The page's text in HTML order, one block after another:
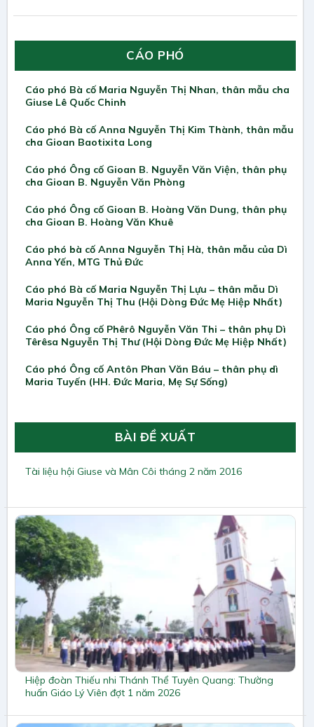
CÁO PHÓ
Cáo phó Bà cố Maria Nguyễn Thị Nhan, thân mẫu cha
Giuse Lê Quốc Chinh
Cáo phó Bà cố Anna Nguyễn Thị Kim Thành, thân mẫu
cha Gioan Baotixita Long
Cáo phó Ông cố Gioan B. Nguyễn Văn Viện, thân phụ
cha Gioan B. Nguyễn Văn Phòng
Cáo phó Ông cố Gioan B. Hoàng Văn Dung, thân phụ
cha Gioan B. Hoàng Văn Khuê
Cáo phó bà cố Anna Nguyễn Thị Hà, thân mẫu của Dì
Anna Yến, MTG Thủ Đức
Cáo phó Bà cố Maria Nguyễn Thị Lựu – thân mẫu Dì
Maria Nguyễn Thị Thu (Hội Dòng Đức Mẹ Hiệp Nhất)
Cáo phó Ông cố Phêrô Nguyễn Văn Thi – thân phụ Dì
Têrêsa Nguyễn Thị Thư (Hội Dòng Đức Mẹ Hiệp Nhất)
Cáo phó Ông cố Antôn Phan Văn Báu – thân phụ dì
Maria Tuyến (HH. Đức Maria, Mẹ Sự Sống)
BÀI ĐỀ XUẤT
Tài liệu hội Giuse và Mân Côi tháng 2 năm 2016
Hiệp đoàn Thiếu nhi Thánh Thể Tuyên Quang: Thường
huấn Giáo Lý Viên đợt 1 năm 2026